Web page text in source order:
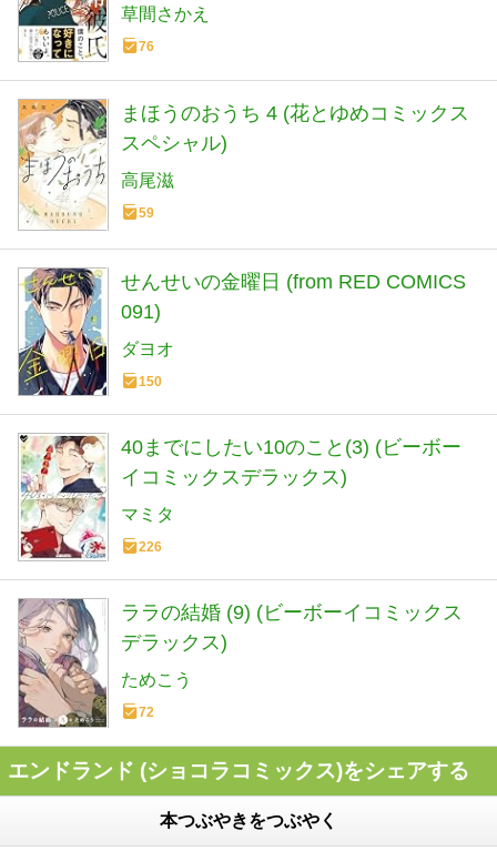
草間さかえ
76
まほうのおうち 4 (花とゆめコミックス
スペシャル)
高尾滋
59
せんせいの金曜日 (from RED COMICS
091)
ダヨオ
150
40までにしたい10のこと(3) (ビーボー
イコミックスデラックス)
マミタ
226
ララの結婚 (9) (ビーボーイコミックス
デラックス)
ためこう
72
エンドランド (ショコラコミックス)をシェアする
本つぶやきをつぶやく